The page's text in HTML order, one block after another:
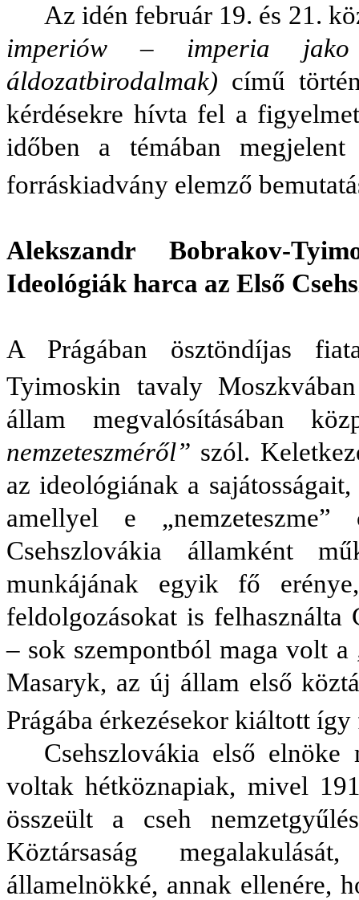
Az idén február 19. és 21.
imperiów – imperia
áldozatbirodalmak) című
kérdésekre hívta fel a
időben a témában
forráskiadvány elemző
Alekszandr Bobrakov-
Ideológiák harca az Első
A Prágában ösztöndíjas
Tyimoskin tavaly
állam megvalósításában
nemzeteszméről” szól.
az ideológiának a
amellyel e
Csehszlovákia államként
munkájának egyik fő
feldolgozásokat is felhasználta
– sok szempontból maga volt a
Masaryk, az új állam első
Prágába érkezésekor kiáltott így
Csehszlovákia első elnöke
voltak hétköznapiak, mivel
összeült a cseh
Köztársaság
államelnökké, annak ellenére,